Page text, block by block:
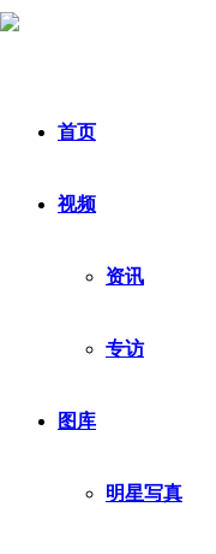
首页
视频
资讯
专访
图库
明星写真